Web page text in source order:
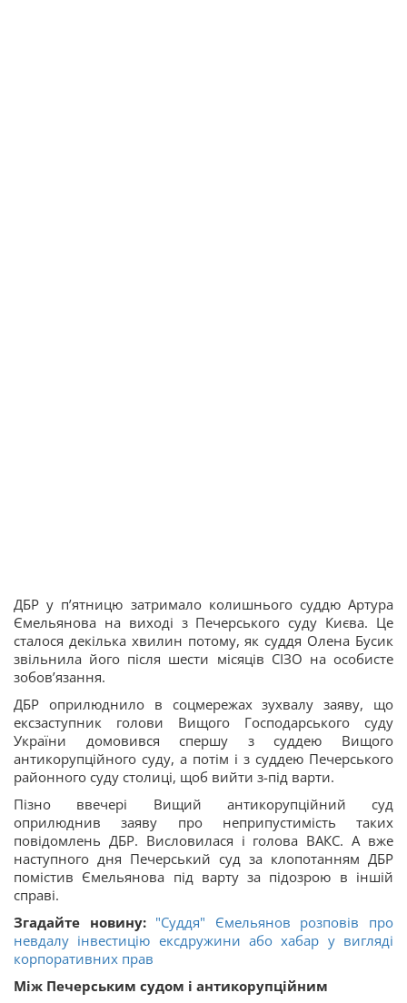
ДБР у пʼятницю затримало колишнього суддю Артура
Ємельянова на виході з Печерського суду Києва. Це
сталося декілька хвилин потому, як суддя Олена Бусик
звільнила його після шести місяців СІЗО на особисте
зобовʼязання.
ДБР оприлюднило в соцмережах зухвалу заяву, що
ексзаступник голови Вищого Господарського суду
України домовився спершу з суддею Вищого
антикорупційного суду, а потім і з суддею Печерського
районного суду столиці, щоб вийти з-під варти.
Пізно ввечері Вищий антикорупційний суд
оприлюднив заяву про неприпустимість таких
повідомлень ДБР. Висловилася і голова ВАКС. А вже
наступного дня Печерський суд за клопотанням ДБР
помістив Ємельянова під варту за підозрою в іншій
справі.
Згадайте новину: "Суддя" Ємельянов розповів про
невдалу інвестицію ексдружини або хабар у вигляді
корпоративних прав
Між Печерським судом і антикорупційним